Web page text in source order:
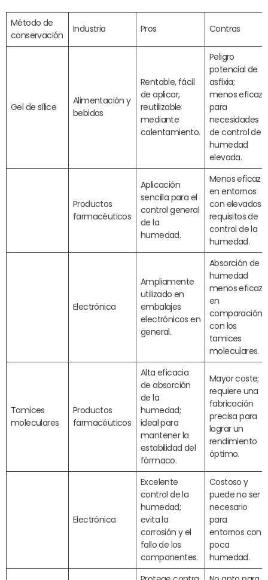
Método de
conservación
Industria Pros Contras
Gel de sílice
Alimentación y
bebidas
Rentable, fácil
de aplicar,
reutilizable
mediante
calentamiento.
Peligro
potencial de
asfixia;
menos eficaz
para
necesidades
de control de
humedad
elevada.
Productos
farmacéuticos
Aplicación
sencilla para el
control general
de la
humedad.
Menos eficaz
en entornos
con elevados
requisitos de
control de la
humedad.
Electrónica
Ampliamente
utilizado en
embalajes
electrónicos en
general.
Absorción de
humedad
menos eficaz
en
comparación
con los
tamices
moleculares.
Tamices
moleculares
Productos
farmacéuticos
Alta eficacia
de absorción
de la
humedad;
ideal para
mantener la
estabilidad del
fármaco.
Mayor coste;
requiere una
fabricación
precisa para
lograr un
rendimiento
óptimo.
Electrónica
Excelente
control de la
humedad;
evita la
corrosión y el
fallo de los
componentes.
Costoso y
puede no ser
necesario
para
entornos con
poca
humedad.